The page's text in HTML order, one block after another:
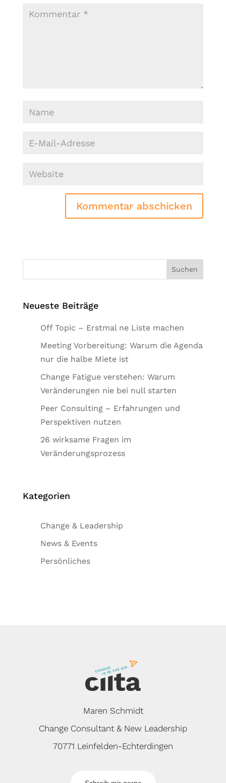
Kommentar abschicken
Neueste Beiträge
Off Topic – Erstmal ne Liste machen
Meeting Vorbereitung: Warum die Agenda
nur die halbe Miete ist
Change Fatigue verstehen: Warum
Veränderungen nie bei null starten
Peer Consulting – Erfahrungen und
Perspektiven nutzen
26 wirksame Fragen im
Veränderungsprozess
Kategorien
Change & Leadership
News & Events
Persönliches
Maren Schmidt
Change Consultant & New Leadership
70771 Leinfelden-Echterdingen